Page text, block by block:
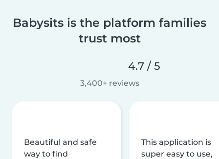
Babysits is the platform families
trust most
4.7 / 5
3,400+ reviews
Beautiful and safe
way to find
This application is
super easy to use,